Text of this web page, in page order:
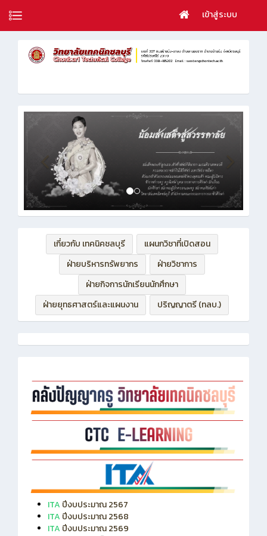
เข้าสู่ระบบ
เกี่ยวกับ เทคนิคชลบุรี
แผนกวิชาที่เปิดสอน
ฝ่ายบริหารทรัพยากร
ฝ่ายวิชาการ
ฝ่ายกิจการนักเรียนนักศึกษา
ฝ่ายยุทธศาสตร์และแผนงาน
ปริญญาตรี (ทลบ.)
ITA ปีงบประมาณ 2567
ITA ปีงบประมาณ 2568
ITA ปีงบประมาณ 2569